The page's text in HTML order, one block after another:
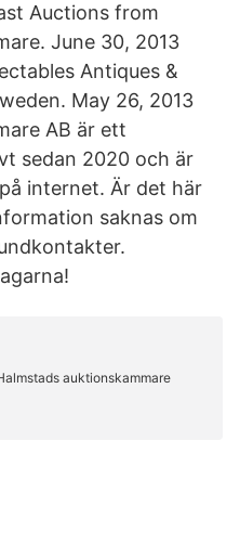
Auctions from
June 30, 2013
Antiques &
May 26, 2013
AB är ett
sedan 2020 och är
internet. Är det här
saknas om